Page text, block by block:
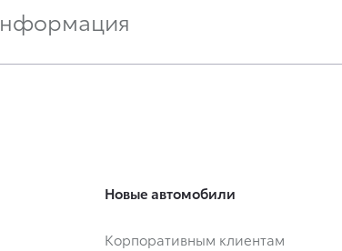
Новые автомобили
Корпоративным клиентам